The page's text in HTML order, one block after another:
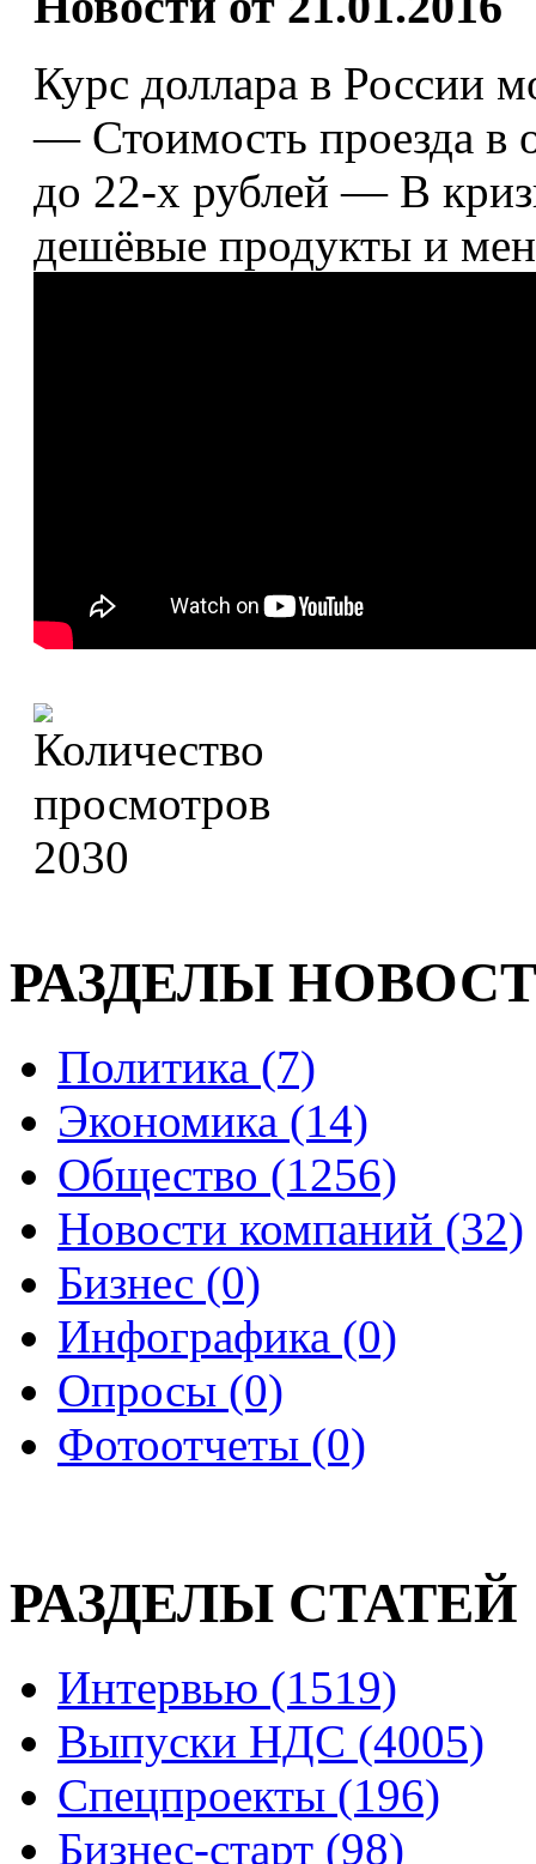
Курс доллара в России
— Стоимость проезда в
до 22-х рублей — В
дешёвые продукты и
2030
РАЗДЕЛЫ
Политика (7)
Экономика (14)
Общество (1256)
Новости компаний (32)
Бизнес (0)
Инфографика (0)
Опросы (0)
Фотоотчеты (0)
РАЗДЕЛЫ СТАТЕЙ
Интервью (1519)
Выпуски НДС (4005)
Спецпроекты (196)
Бизнес-старт (98)